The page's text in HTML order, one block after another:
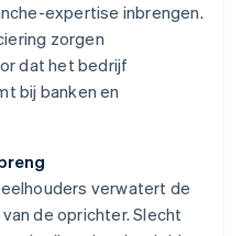
expertise inbrengen.
zorgen
dat het bedrijf
bij banken en
verwatert de
de oprichter. Slecht